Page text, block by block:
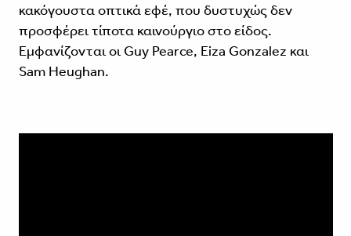
κακόγουστα οπτικά εφέ, που δυστυχώς δεν
προσφέρει τίποτα καινούργιο στο είδος.
Εμφανίζονται οι Guy Pearce, Eiza Gonzalez και
Sam Heughan.